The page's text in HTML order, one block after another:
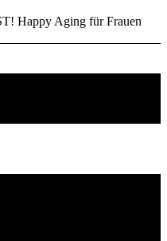
Happy Aging für Frauen